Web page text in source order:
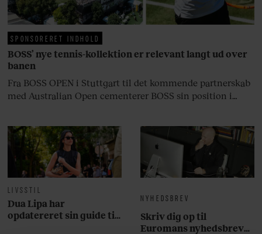
på.
LIVSSTIL
Dua Lipa har
opdatereret sin guide til
NYHEDSBREV
Skriv dig op til
Euromans nyhedsbrev
SPONSORERET INDHOLD
BOSS’ nye tennis-kollektion er relevant langt ud over
banen
Fra BOSS OPEN i Stuttgart til det kommende partnerskab
med Australian Open cementerer BOSS sin position i